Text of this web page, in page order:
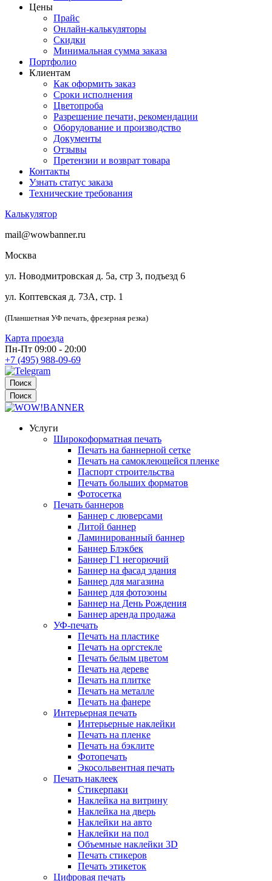
Цены
Прайс
Онлайн-калькуляторы
Скидки
Минимальная сумма заказа
Портфолио
Клиентам
Как оформить заказ
Сроки исполнения
Цветопроба
Разрешение печати, рекомендации
Оборудование и производство
Документы
Отзывы
Претензии и возврат товара
Контакты
Узнать статус заказа
Технические требования
Калькулятор
mail@wowbanner.ru
Москва
ул. Новодмитровская д. 5а, стр 3, подъезд 6
ул. Коптевская д. 73А, стр. 1
(Планшетная УФ печать, фрезерная резка)
Карта проезда
Пн-Пт 09:00 - 20:00
+7 (495) 988-09-69
Поиск
Поиск
Услуги
Широкоформатная печать
Печать на баннерной сетке
Печать на самоклеющейся пленке
Паспорт строительства
Печать больших форматов
Фотосетка
Печать баннеров
Баннер с люверсами
Литой баннер
Ламинированный баннер
Баннер Блэкбек
Баннер Г1 негорючий
Баннер на фасад здания
Баннер для магазина
Баннер для фотозоны
Баннер на День Рождения
Баннер аренда продажа
УФ-печать
Печать на пластике
Печать на оргстекле
Печать белым цветом
Печать на дереве
Печать на плитке
Печать на металле
Печать на фанере
Интерьерная печать
Интерьерные наклейки
Печать на пленке
Печать на бэклите
Фотопечать
Экосольвентная печать
Печать наклеек
Стикерпаки
Наклейка на витрину
Наклейка на дверь
Наклейки на авто
Наклейки на пол
Объемные наклейки 3D
Печать стикеров
Печать этикеток
Цифровая печать